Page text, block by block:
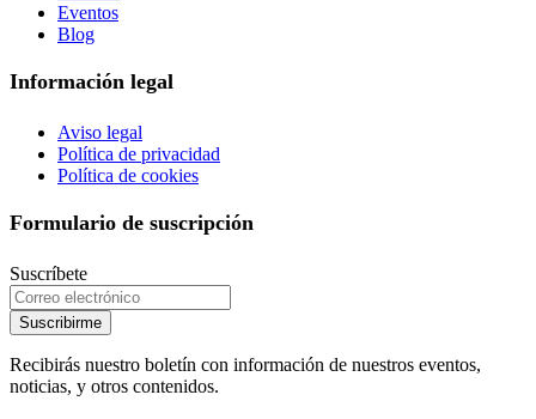
Eventos
Blog
Información legal
Aviso legal
Política de privacidad
Política de cookies
Formulario de suscripción
Suscríbete
Suscribirme
Recibirás nuestro boletín con información de nuestros eventos,
noticias, y otros contenidos.